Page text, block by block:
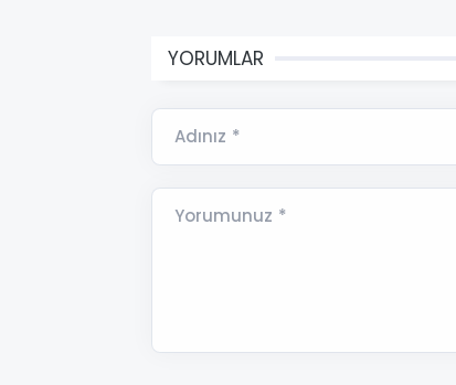
YORUMLAR
Adınız *
Yorumunuz *